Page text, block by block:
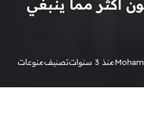
اكثر مما ينبغي
منذ 3 سنوات تصنيفمنوعات